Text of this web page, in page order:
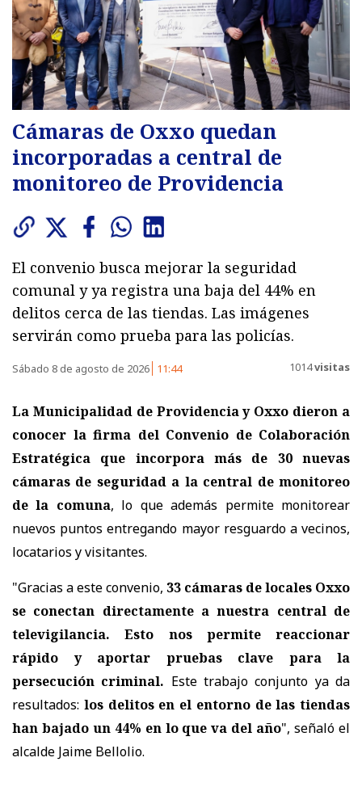
Cámaras de Oxxo quedan
incorporadas a central de
monitoreo de Providencia
El convenio busca mejorar la seguridad
comunal y ya registra una baja del 44% en
delitos cerca de las tiendas. Las imágenes
servirán como prueba para las policías.
Sábado 8 de agosto de 2026 11:44 1014visitas
La Municipalidad de Providencia y Oxxo dieron a
conocer la firma del Convenio de Colaboración
Estratégica que incorpora más de 30 nuevas
cámaras de seguridad a la central de monitoreo
de la comuna, lo que además permite monitorear
nuevos puntos entregando mayor resguardo a vecinos,
locatarios y visitantes.
"Gracias a este convenio, 33 cámaras de locales Oxxo
se conectan directamente a nuestra central de
televigilancia. Esto nos permite reaccionar
rápido y aportar pruebas clave para la
persecución criminal. Este trabajo conjunto ya da
resultados: los delitos en el entorno de las tiendas
han bajado un 44% en lo que va del año", señaló el
alcalde Jaime Bellolio.